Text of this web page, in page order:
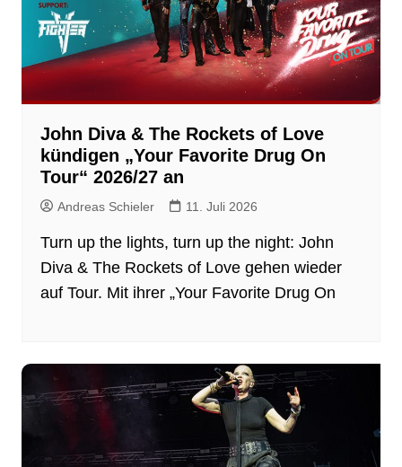
John Diva & The Rockets of Love
kündigen „Your Favorite Drug On
Tour“ 2026/27 an
Andreas Schieler 11. Juli 2026
Turn up the lights, turn up the night: John
Diva & The Rockets of Love gehen wieder
auf Tour. Mit ihrer „Your Favorite Drug On